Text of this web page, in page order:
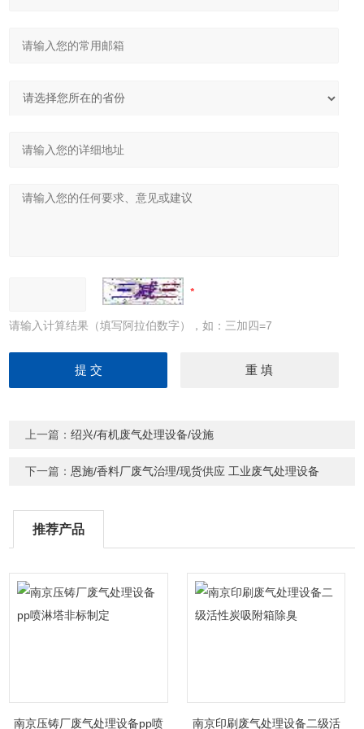
请输入计算结果（填写阿拉伯数字），如：三加四=7
上一篇：绍兴/有机废气处理设备/设施
下一篇： 恩施/香料厂废气治理/现货供应 工业废气处理设备
推荐产品
南京压铸厂废气处理设备pp喷 南京印刷废气处理设备二级活